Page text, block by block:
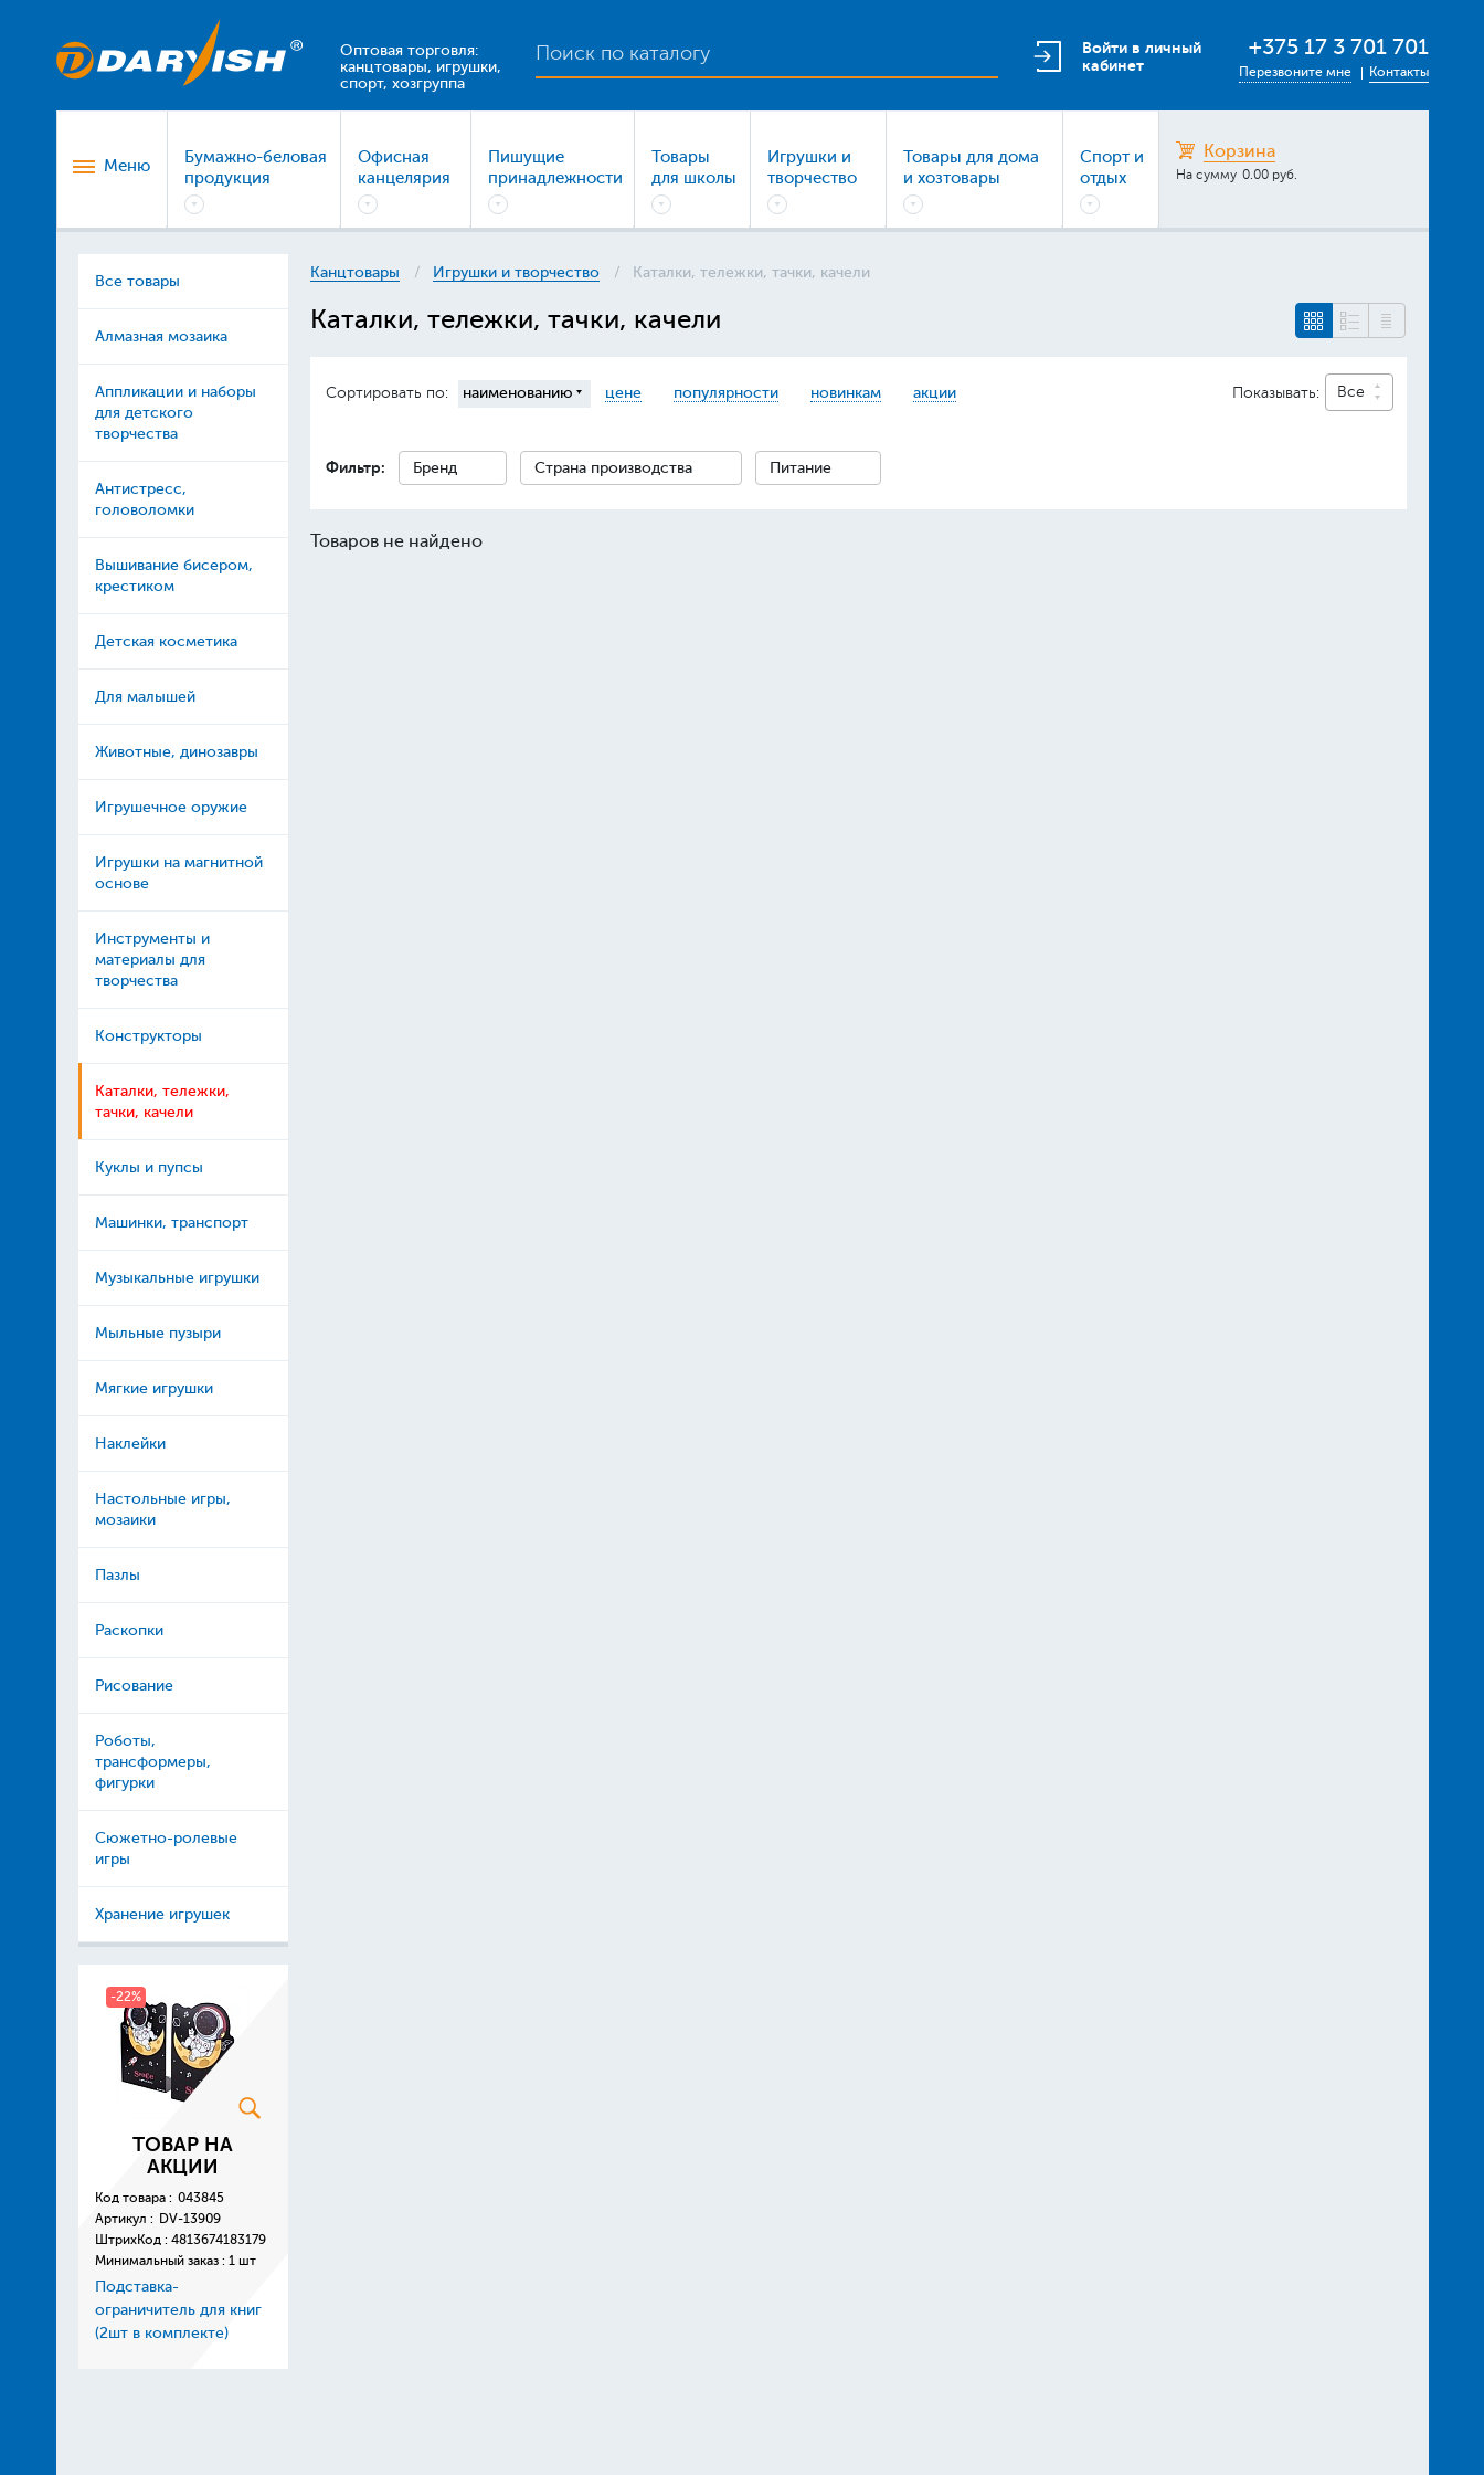
Оптовая торговля:
канцтовары, игрушки,
спорт, хозгруппа
Войти в личный
кабинет
+375 17 3 701 701
Перезвоните мне Контакты
Меню
Бумажно-беловая
продукция
Офисная
канцелярия
Пишущие
принадлежности
Товары
для школы
Игрушки и
творчество
Товары для дома
и хозтовары
Спорт и
отдых
Корзина
На сумму 0.00 руб.
Все товары
Алмазная мозаика
Аппликации и наборы
для детского
творчества
Антистресс,
головоломки
Вышивание бисером,
крестиком
Детская косметика
Для малышей
Животные, динозавры
Игрушечное оружие
Игрушки на магнитной
основе
Инструменты и
материалы для
творчества
Конструкторы
Каталки, тележки,
тачки, качели
Куклы и пупсы
Машинки, транспорт
Музыкальные игрушки
Мыльные пузыри
Мягкие игрушки
Наклейки
Настольные игры,
мозаики
Пазлы
Раскопки
Рисование
Роботы,
трансформеры,
фигурки
Сюжетно-ролевые
игры
Хранение игрушек
-22%
ТОВАР НА
АКЦИИ
Код товара : 043845
Артикул : DV-13909
ШтрихКод : 4813674183179
Минимальный заказ : 1 шт
Подставка-
ограничитель для книг
(2шт в комплекте)
Канцтовары Игрушки и творчество Каталки, тележки, тачки, качели
Каталки, тележки, тачки, качели
Сортировать по: наименованию цене популярности новинкам акции Показывать: Все
Фильтр: Бренд Страна производства Питание
Товаров не найдено